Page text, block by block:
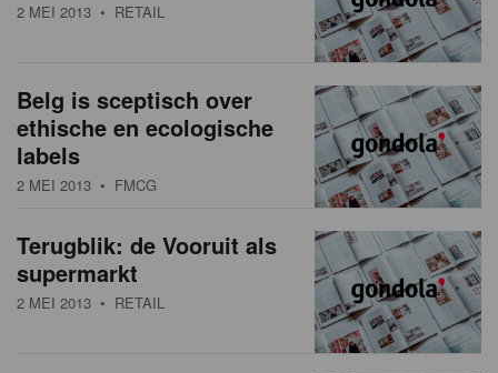
2 MEI 2013 • RETAIL
Belg is sceptisch over
ethische en ecologische
labels
2 MEI 2013 • FMCG
Terugblik: de Vooruit als
supermarkt
2 MEI 2013 • RETAIL